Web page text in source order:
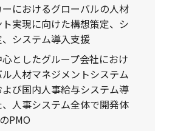
におけるグローバルの人材
実現に向けた構想策定、シ
システム導入支援
としたグループ会社におけ
人材マネジメントシステム
び国内人事給与システム導
、人事システム全体で開発体
PMO